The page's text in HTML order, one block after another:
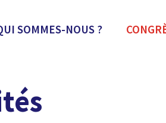
SOMMES-NOUS ?